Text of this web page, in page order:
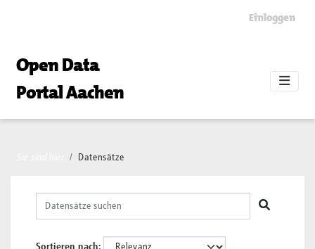
Einloggen
Open Data
Portal Aachen
Datensätze
Sortieren nach